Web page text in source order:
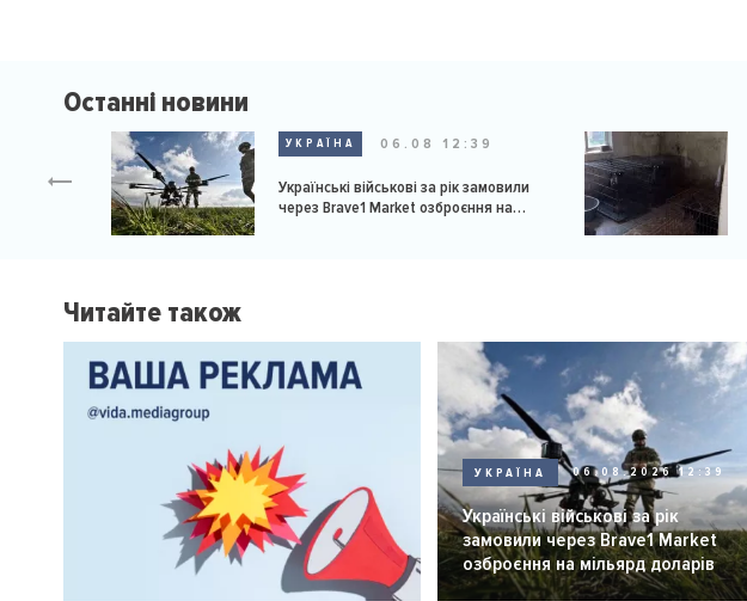
Останні новини
УКРАЇНА 06.08 12:39
Українські військові за рік замовили
через Brave1 Market озброєння на
Читайте також
УКРАЇНА 06.08.2026 12:39
Українські військові за рік
замовили через Brave1 Market
озброєння на мільярд доларів